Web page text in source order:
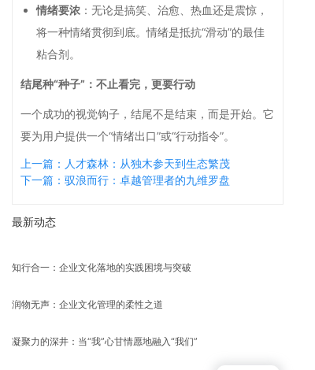
情绪要浓 ：无论是搞笑、治愈、热血还是震惊，
将一种情绪贯彻到底。情绪是抵抗“滑动”的最佳
粘合剂。
结尾种“种子”：不止看完，更要行动
一个成功的视觉钩子，结尾不是结束，而是开始。它
要为用户提供一个“情绪出口”或“行动指令”。
上一篇：人才森林：从独木参天到生态繁茂
下一篇：驭浪而行：卓越管理者的九维罗盘
最新动态
知行合一：企业文化落地的实践困境与突破
润物无声：企业文化管理的柔性之道
凝聚力的深井：当“我”心甘情愿地融入“我们”